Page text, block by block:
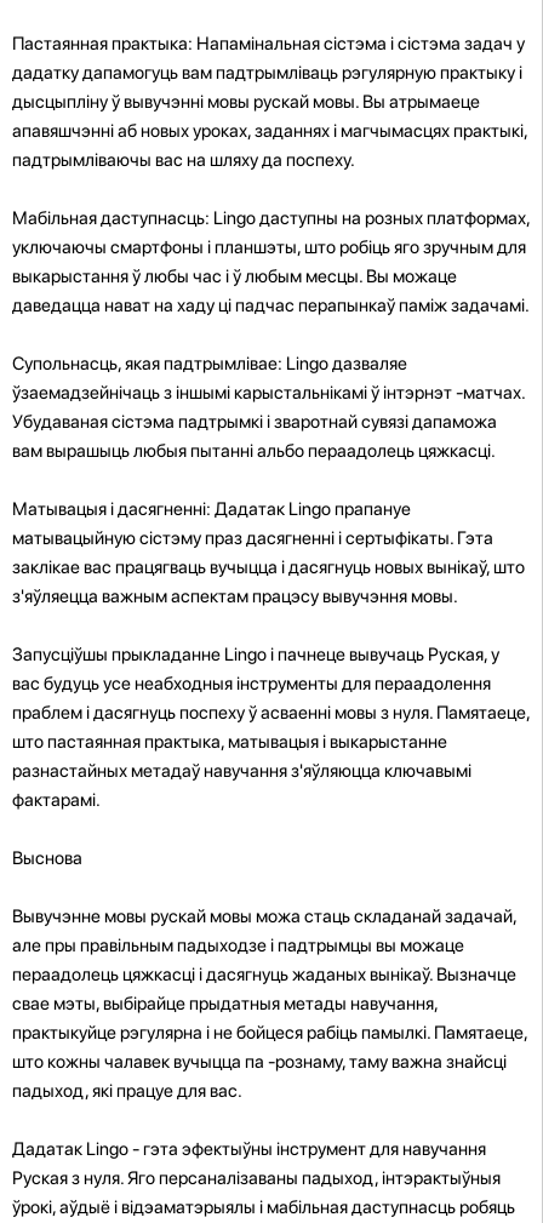
Пастаянная практыка: Напамінальная сістэма і сістэма задач у
дадатку дапамогуць вам падтрымліваць рэгулярную практыку і
дысцыпліну ў вывучэнні мовы рускай мовы. Вы атрымаеце
апавяшчэнні аб новых уроках, заданнях і магчымасцях практыкі,
падтрымліваючы вас на шляху да поспеху.
Мабільная даступнасць: Lingo даступны на розных платформах,
уключаючы смартфоны і планшэты, што робіць яго зручным для
выкарыстання ў любы час і ў любым месцы. Вы можаце
даведацца нават на хаду ці падчас перапынкаў паміж задачамі.
Супольнасць, якая падтрымлівае: Lingo дазваляе
ўзаемадзейнічаць з іншымі карыстальнікамі ў інтэрнэт -матчах.
Убудаваная сістэма падтрымкі і зваротнай сувязі дапаможа
вам вырашыць любыя пытанні альбо пераадолець цяжкасці.
Матывацыя і дасягненні: Дадатак Lingo прапануе
матывацыйную сістэму праз дасягненні і сертыфікаты. Гэта
заклікае вас працягваць вучыцца і дасягнуць новых вынікаў, што
з'яўляецца важным аспектам працэсу вывучэння мовы.
Запусціўшы прыкладанне Lingo і пачнеце вывучаць Руская, у
вас будуць усе неабходныя інструменты для пераадолення
праблем і дасягнуць поспеху ў асваенні мовы з нуля. Памятаеце,
што пастаянная практыка, матывацыя і выкарыстанне
разнастайных метадаў навучання з'яўляюцца ключавымі
фактарамі.
Выснова
Вывучэнне мовы рускай мовы можа стаць складанай задачай,
але пры правільным падыходзе і падтрымцы вы можаце
пераадолець цяжкасці і дасягнуць жаданых вынікаў. Вызначце
свае мэты, выбірайце прыдатныя метады навучання,
практыкуйце рэгулярна і не бойцеся рабіць памылкі. Памятаеце,
што кожны чалавек вучыцца па -рознаму, таму важна знайсці
падыход, які працуе для вас.
Дадатак Lingo - гэта эфектыўны інструмент для навучання
Руская з нуля. Яго персаналізаваны падыход, інтэрактыўныя
ўрокі, аўдыё і відэаматэрыялы і мабільная даступнасць робяць